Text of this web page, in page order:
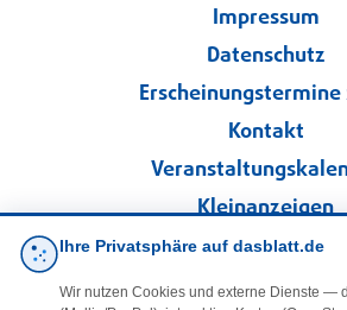
Impressum
Datenschutz
Erscheinungstermine
Kontakt
Kleinanzeigen
Ihre Privatsphäre auf dasblatt.de
Wir nutzen Cookies und externe Dienste —